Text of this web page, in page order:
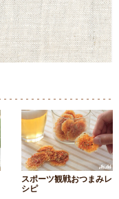
スポーツ観戦おつまみレ
シピ